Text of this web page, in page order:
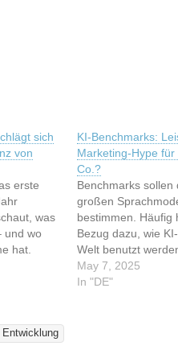
sich
von
erste
was
und wo
hat.
t3n.de -
den
KI-Benchmarks:
Marketing-Hype
Co.?
Benchmarks sollen
großen
bestimmen. Häufig
Bezug dazu, wie
Welt benutzt
veraltet. Damit
bleiben, muss sich
May 7, 2025
In "DE"